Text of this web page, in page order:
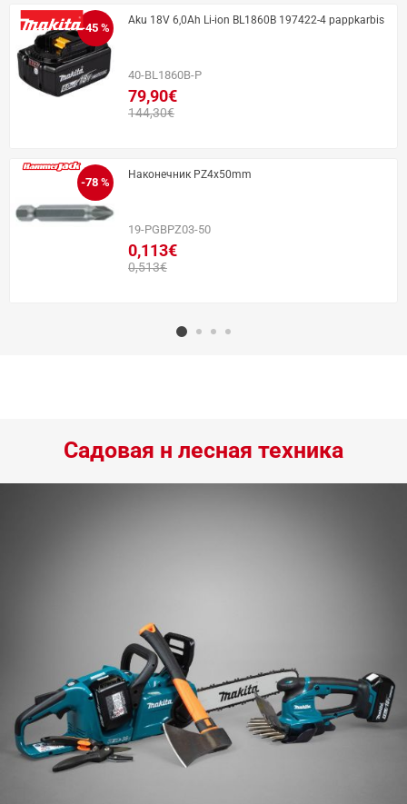
-45 %
Aku 18V 6,0Ah Li-ion BL1860B 197422-4 pappkarbis
40-BL1860B-P
79,90€
144,30€
-78 %
Наконечник PZ4x50mm
19-PGBPZ03-50
0,113€
0,513€
Садовая н лесная техника